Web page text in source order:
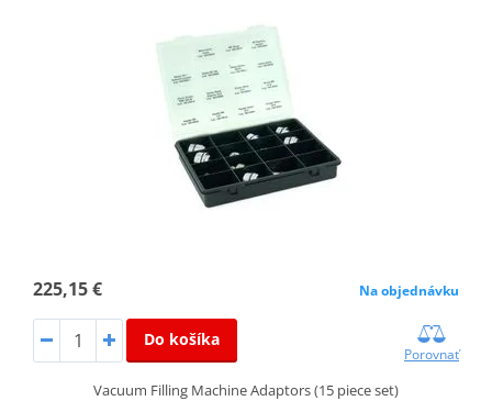
225,15 € Na objednávku
Do košíka
Porovnať
Vacuum Filling Machine Adaptors (15 piece set)